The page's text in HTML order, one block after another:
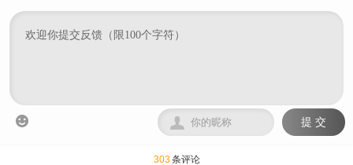
 提 交

303条评论